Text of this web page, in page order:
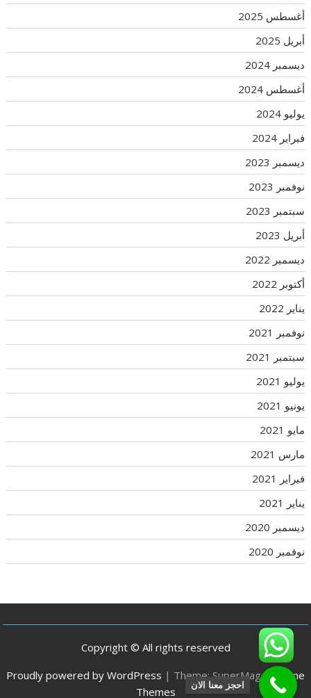
أغسطس 2025
أبريل 2025
ديسمبر 2024
أغسطس 2024
يوليو 2024
فبراير 2024
ديسمبر 2023
نوفمبر 2023
سبتمبر 2023
أبريل 2023
ديسمبر 2022
أكتوبر 2022
يناير 2022
نوفمبر 2021
سبتمبر 2021
يوليو 2021
يونيو 2021
مايو 2021
مارس 2021
فبراير 2021
يناير 2021
ديسمبر 2020
نوفمبر 2020
Copyright © All rights reserved
Proudly powered by WordPress | Theme: SuperMag by
Acme
Themes
احجز معنا الان